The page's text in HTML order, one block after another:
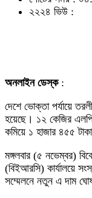
২২২৪ ভিউ :
অনলাইন ডেস্ক:
দেশে ভোক্তা পর্যায়ে
হয়েছে। ১২ কেজির
কমিয়ে ১ হাজার ৪৫৫
মঙ্গলবার (৫ নভেম্বর)
(বিইআরসি) কার্যালয়ে
সম্মেলনে নতুন এ দাম